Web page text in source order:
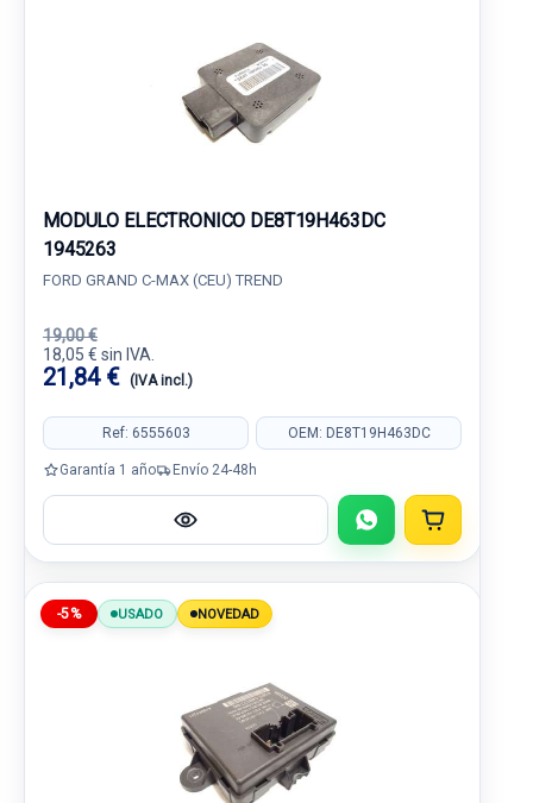
MODULO ELECTRONICO DE8T19H463DC
1945263
FORD GRAND C-MAX (CEU) TREND
19,00 €
18,05 € sin IVA.
21,84 € (IVA incl.)
Ref: 6555603 OEM: DE8T19H463DC
Garantía 1 año Envío 24-48h
-5% USADO NOVEDAD